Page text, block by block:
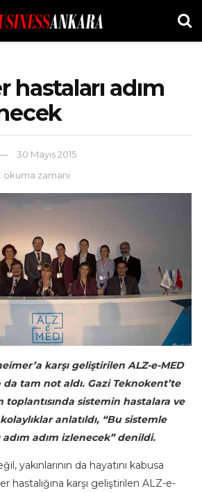
hastaları adım
30 Mayıs 2015
okuma zamanı
karşı geliştirilen ALZ-e-MED
tam not aldı. Gazi Teknokent’te
toplantısında sistemin hastalara ve
anlatıldı, “Bu sistemle
adım izlenecek” denildi.
yakınlarının da hayatını kabusa
hastalığına karşı geliştirilen ALZ-e-